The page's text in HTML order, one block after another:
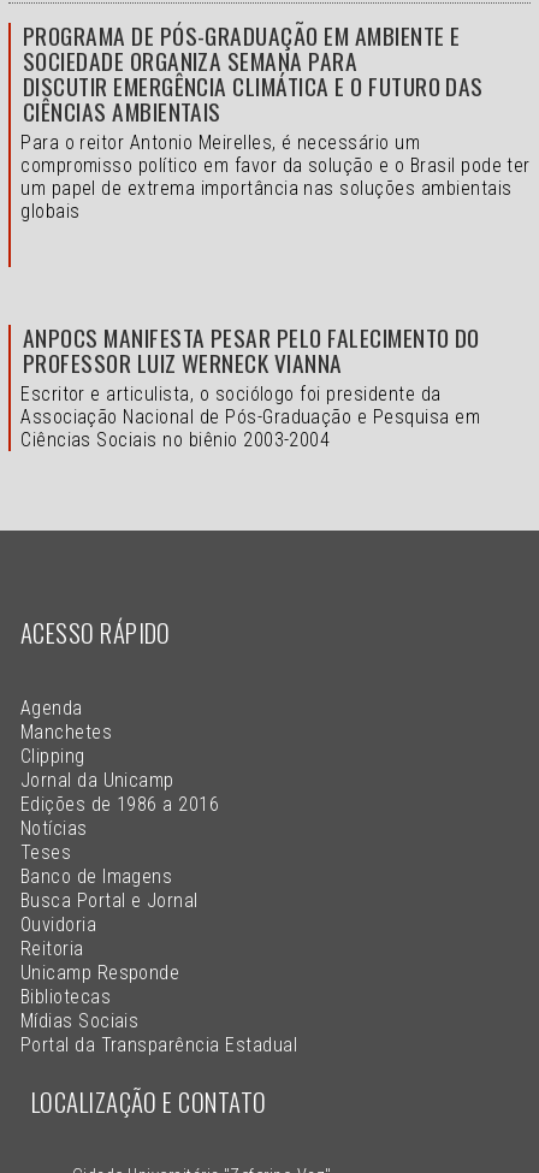
PROGRAMA DE PÓS-GRADUAÇÃO EM AMBIENTE E
SOCIEDADE ORGANIZA SEMANA PARA
DISCUTIR EMERGÊNCIA CLIMÁTICA E O FUTURO DAS
CIÊNCIAS AMBIENTAIS
Para o reitor Antonio Meirelles, é necessário um
compromisso político em favor da solução e o Brasil pode ter
um papel de extrema importância nas soluções ambientais
globais
ANPOCS MANIFESTA PESAR PELO FALECIMENTO DO
PROFESSOR LUIZ WERNECK VIANNA
Escritor e articulista, o sociólogo foi presidente da
Associação Nacional de Pós-Graduação e Pesquisa em
Ciências Sociais no biênio 2003-2004
ACESSO RÁPIDO
Agenda
Manchetes
Clipping
Jornal da Unicamp
Edições de 1986 a 2016
Notícias
Teses
Banco de Imagens
Busca Portal e Jornal
Ouvidoria
Reitoria
Unicamp Responde
Bibliotecas
Mídias Sociais
Portal da Transparência Estadual
LOCALIZAÇÃO E CONTATO